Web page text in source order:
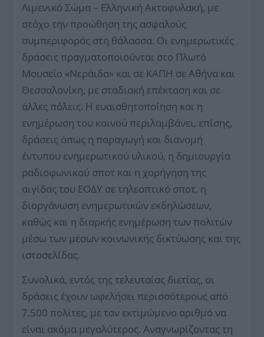
Λιμενικό Σώμα – Ελληνική Ακτοφυλακή, με
στόχο την προώθηση της ασφαλούς
συμπεριφοράς στη θάλασσα. Οι ενημερωτικές
δράσεις πραγματοποιούνται στο Πλωτό
Μουσείο «Νεράιδα» και σε ΚΑΠΗ σε Αθήνα και
Θεσσαλονίκη, με σταδιακή επέκταση και σε
άλλες πόλεις. Η ευαισθητοποίηση και η
ενημέρωση του κοινού περιλαμβάνει, επίσης,
δράσεις όπως η παραγωγή και διανομή
έντυπου ενημερωτικού υλικού, η δημιουργία
ραδιοφωνικού σποτ και η χορήγηση της
αιγίδας του ΕΟΔΥ σε τηλεοπτικό σποτ, η
διοργάνωση ενημερωτικών εκδηλώσεων,
καθώς και η διαρκής ενημέρωση των πολιτών
μέσω των μέσων κοινωνικής δικτύωσης και της
ιστοσελίδας.
Συνολικά, εντός της τελευταίας διετίας, οι
δράσεις έχουν ωφελήσει περισσότερους από
7.500 πολίτες, με τον εκτιμώμενο αριθμό να
είναι ακόμα μεγαλύτερος. Αναγνωρίζοντας τη